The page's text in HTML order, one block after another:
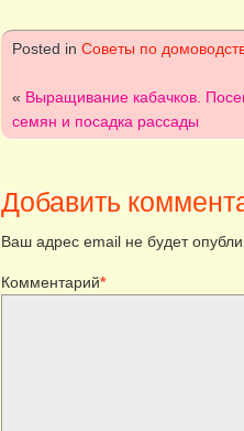
Posted in Советы по
« Выращивание кабачков.
семян и посадка рассады
Добавить
Ваш адрес email не будет
Комментарий*